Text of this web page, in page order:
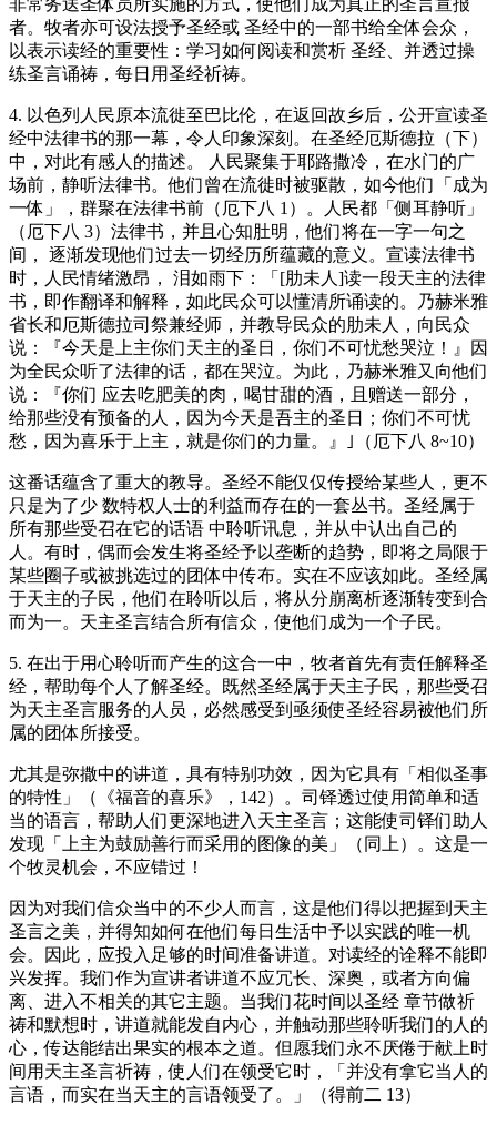
非常务送圣体员所实施的方式，使他们成为真正的圣言宣报
者。牧者亦可设法授予圣经或 圣经中的一部书给全体会众，
以表示读经的重要性：学习如何阅读和赏析 圣经、并透过操
练圣言诵祷，每日用圣经祈祷。
4. 以色列人民原本流徙至巴比伦，在返回故乡后，公开宣读圣
经中法律书的那一幕，令人印象深刻。在圣经厄斯德拉（下）
中，对此有感人的描述。 人民聚集于耶路撒冷，在水门的广
场前，静听法律书。他们曾在流徙时被驱散，如今他们「成为
一体」，群聚在法律书前（厄下八 1）。人民都「侧耳静听」
（厄下八 3）法律书，并且心知肚明，他们将在一字一句之
间， 逐渐发现他们过去一切经历所蕴藏的意义。宣读法律书
时，人民情绪激昂， 泪如雨下：「[肋未人]读一段天主的法律
书，即作翻译和解释，如此民众可以懂清所诵读的。乃赫米雅
省长和厄斯德拉司祭兼经师，并教导民众的肋未人，向民众
说：『今天是上主你们天主的圣日，你们不可忧愁哭泣！』因
为全民众听了法律的话，都在哭泣。为此，乃赫米雅又向他们
说：『你们 应去吃肥美的肉，喝甘甜的酒，且赠送一部分，
给那些没有预备的人，因为今天是吾主的圣日；你们不可忧
愁，因为喜乐于上主，就是你们的力量。』｣（厄下八 8~10）
这番话蕴含了重大的教导。圣经不能仅仅传授给某些人，更不
只是为了少 数特权人士的利益而存在的一套丛书。圣经属于
所有那些受召在它的话语 中聆听讯息，并从中认出自己的
人。有时，偶而会发生将圣经予以垄断的趋势，即将之局限于
某些圈子或被挑选过的团体中传布。实在不应该如此。圣经属
于天主的子民，他们在聆听以后，将从分崩离析逐渐转变到合
而为一。天主圣言结合所有信众，使他们成为一个子民。
5. 在出于用心聆听而产生的这合一中，牧者首先有责任解释圣
经，帮助每个人了解圣经。既然圣经属于天主子民，那些受召
为天主圣言服务的人员，必然感受到亟须使圣经容易被他们所
属的团体所接受。
尤其是弥撒中的讲道，具有特别功效，因为它具有「相似圣事
的特性」（《福音的喜乐》，142）。司铎透过使用简单和适
当的语言，帮助人们更深地进入天主圣言；这能使司铎们助人
发现「上主为鼓励善行而采用的图像的美」（同上）。这是一
个牧灵机会，不应错过！
因为对我们信众当中的不少人而言，这是他们得以把握到天主
圣言之美，并得知如何在他们每日生活中予以实践的唯一机
会。因此，应投入足够的时间准备讲道。对读经的诠释不能即
兴发挥。我们作为宣讲者讲道不应冗长、深奥，或者方向偏
离、进入不相关的其它主题。当我们花时间以圣经 章节做祈
祷和默想时，讲道就能发自内心，并触动那些聆听我们的人的
心，传达能结出果实的根本之道。但愿我们永不厌倦于献上时
间用天主圣言祈祷，使人们在领受它时，「并没有拿它当人的
言语，而实在当天主的言语领受了。」（得前二 13）